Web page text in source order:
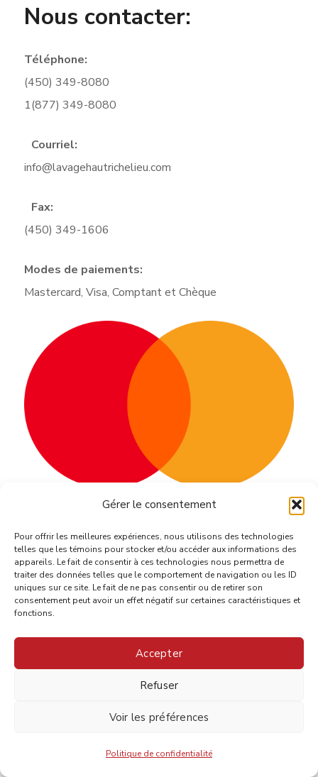
Gérer le consentement
Pour offrir les meilleures expériences, nous utilisons des technologies
telles que les témoins pour stocker et/ou accéder aux informations des
appareils. Le fait de consentir à ces technologies nous permettra de
traiter des données telles que le comportement de navigation ou les ID
uniques sur ce site. Le fait de ne pas consentir ou de retirer son
consentement peut avoir un effet négatif sur certaines caractéristiques et
fonctions.
Accepter
Refuser
Voir les préférences
Politique de confidentialité
Nous contacter:
Téléphone:
(450) 349-8080
1(877) 349-8080
Courriel:
info@lavagehautrichelieu.com
Fax:
(450) 349-1606
Modes de paiements:
Mastercard, Visa, Comptant et Chèque
Suivez-nous sur Linkedin et Facebook